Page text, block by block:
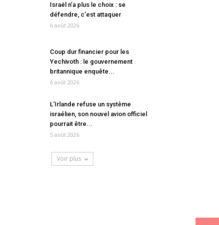
Israël n’a plus le choix : se
défendre, c’est attaquer
6 août 2026
Coup dur financier pour les
Yechivoth : le gouvernement
britannique enquête...
6 août 2026
L’Irlande refuse un système
israélien, son nouvel avion officiel
pourrait être...
5 août 2026
Voir plus